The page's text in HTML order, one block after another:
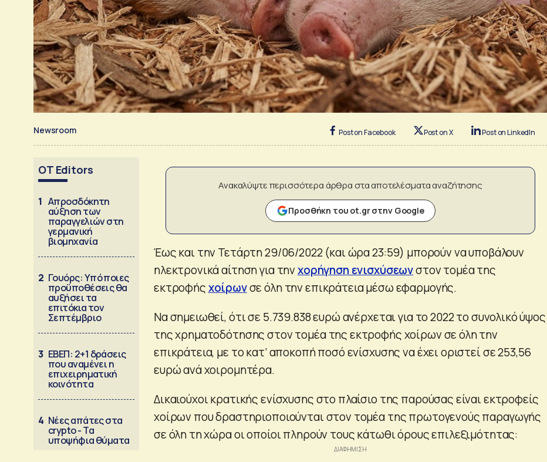
Newsroom Post on Facebook Post on X Post on LinkedIn
OT Editors
1 Απροσδόκητη
αύξηση των
παραγγελιών στη
γερμανική
βιομηχανία
2 Γουόρς: Υπό ποιες
προϋποθέσεις θα
αυξήσει τα
επιτόκια τον
Σεπτέμβριο
3 ΕΒΕΠ: 2+1 δράσεις
που αναμένει η
επιχειρηματική
κοινότητα
4 Νέες απάτες στα
crypto - Τα
υποψήφια θύματα
Ανακαλύψτε περισσότερα άρθρα στα αποτελέσματα αναζήτησης
Προσθήκη του ot.gr στην Google
Έως και την Τετάρτη 29/06/2022 (και ώρα 23:59) μπορούν να υποβάλουν
ηλεκτρονικά αίτηση για τηνχορήγηση ενισχύσεωνστον τομέα της
εκτροφήςχοίρωνσε όλη την επικράτεια μέσω εφαρμογής.
Να σημειωθεί, ότι σε 5.739.838 ευρώ ανέρχεται για το 2022 το συνολικό ύψος
της χρηματοδότησης στον τομέα της εκτροφής χοίρων σε όλη την
επικράτεια, με το κατ’ αποκοπή ποσό ενίσχυσης να έχει οριστεί σε 253,56
ευρώ ανά χοιρομητέρα.
Δικαιούχοι κρατικής ενίσχυσης στο πλαίσιο της παρούσας είναι εκτροφείς
χοίρων που δραστηριοποιούνται στον τομέα της πρωτογενούς παραγωγής
σε όλη τη χώρα οι οποίοι πληρούν τους κάτωθι όρους επιλεξιμότητας: